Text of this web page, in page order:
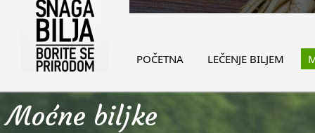
POČETNA LEČENJE BILJEM
Moćne biljke